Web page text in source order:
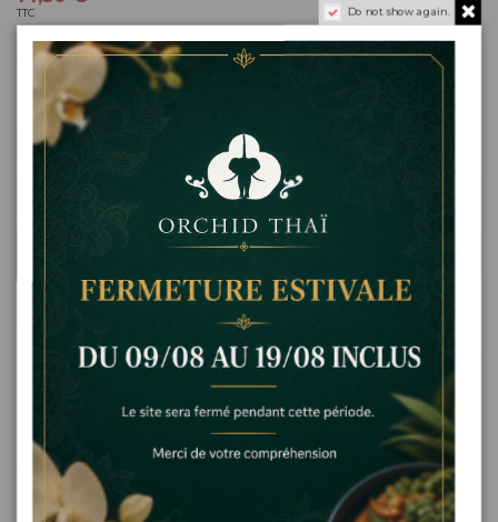
TTC
Assortiment de légumes sautés aux poivrons et parfumés au feuilles de
basilic
goût
Ajouter
Détails du produit
Les clients qui ont acheté ce produit ont
Do not show again.